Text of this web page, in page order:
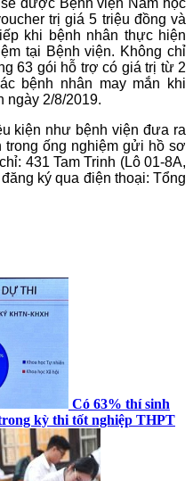
trị giá 5 triệu đồng và
khi bệnh nhân thực hiện
tại Bệnh viện. Không chỉ
63 gói hỗ trợ có giá trị từ 2
bệnh nhân may mắn khi
ngày 2/8/2019.
kiện như bệnh viện đưa ra
trong ống nghiệm gửi hồ sơ
431 Tam Trinh (Lô 01-8A,
ký qua điện thoại: Tổng
Có 63% thí sinh
kỳ thi tốt nghiệp THPT